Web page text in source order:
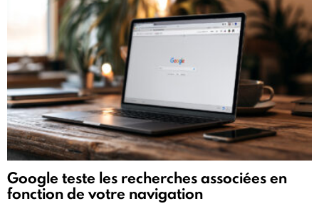
Google teste les recherches associées en
fonction de votre navigation